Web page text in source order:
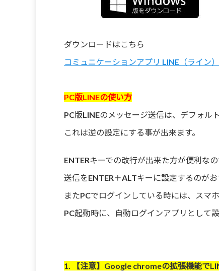
ダウンロードはこちら
コミュニケーションアプリ LINE（ライン）
PC版LINEの使い方
PC版LINEのメッセージ送信は、デフォル
これは逆の設定にする事が出来ます。
ENTERキーでの改行が出来た方が便利なの
送信をENTER＋ALTキーに設定するのがお
またPCでログインしている時には、スマ
PC起動時に、自動ログインアプリとして
1. 【注意】Google chromeの拡張機能で